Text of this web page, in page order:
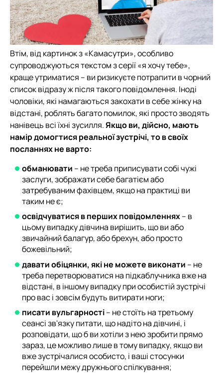
Втім, від картинок з «Камасутри», особливо
супроводжуються текстом з серії «я хочу тебе»,
краще утриматися – ви ризикуєте потрапити в чорний
список відразу ж після такого повідомлення. Іноді
чоловіки, які намагаються закохати в себе жінку на
відстані, роблять багато помилок, які просто зводять
нанівець всі їхні зусилля.Якщо ви, дійсно, мають
намір домогтися реальної зустрічі, то в своїх
посланнях не варто:
обманювати – не треба приписувати собі чужі
заслуги, зображати себе багатієм або
затребуваним фахівцем, якщо на практиці ви
таким не є;
освідчуватися в перших повідомленнях– в
цьому випадку дівчина вирішить, що ви або
звичайний балагур, або брехун, або просто
божевільний;
давати обіцянки, які не можете виконати – не
треба перетворюватися на підкаблучника вже на
відстані, в іншому випадку при особистій зустрічі
про вас і зовсім будуть витирати ноги;
писати вульгарності– не стоїть на третьому
сеансі зв'язку питати, що надіто на дівчині, і
розповідати, що б ви хотіли з нею зробити прямо
зараз, це можливо лише в тому випадку, якщо ви
вже зустрічалися особисто, і ваші стосунки
перейшли межу дружнього спілкування;